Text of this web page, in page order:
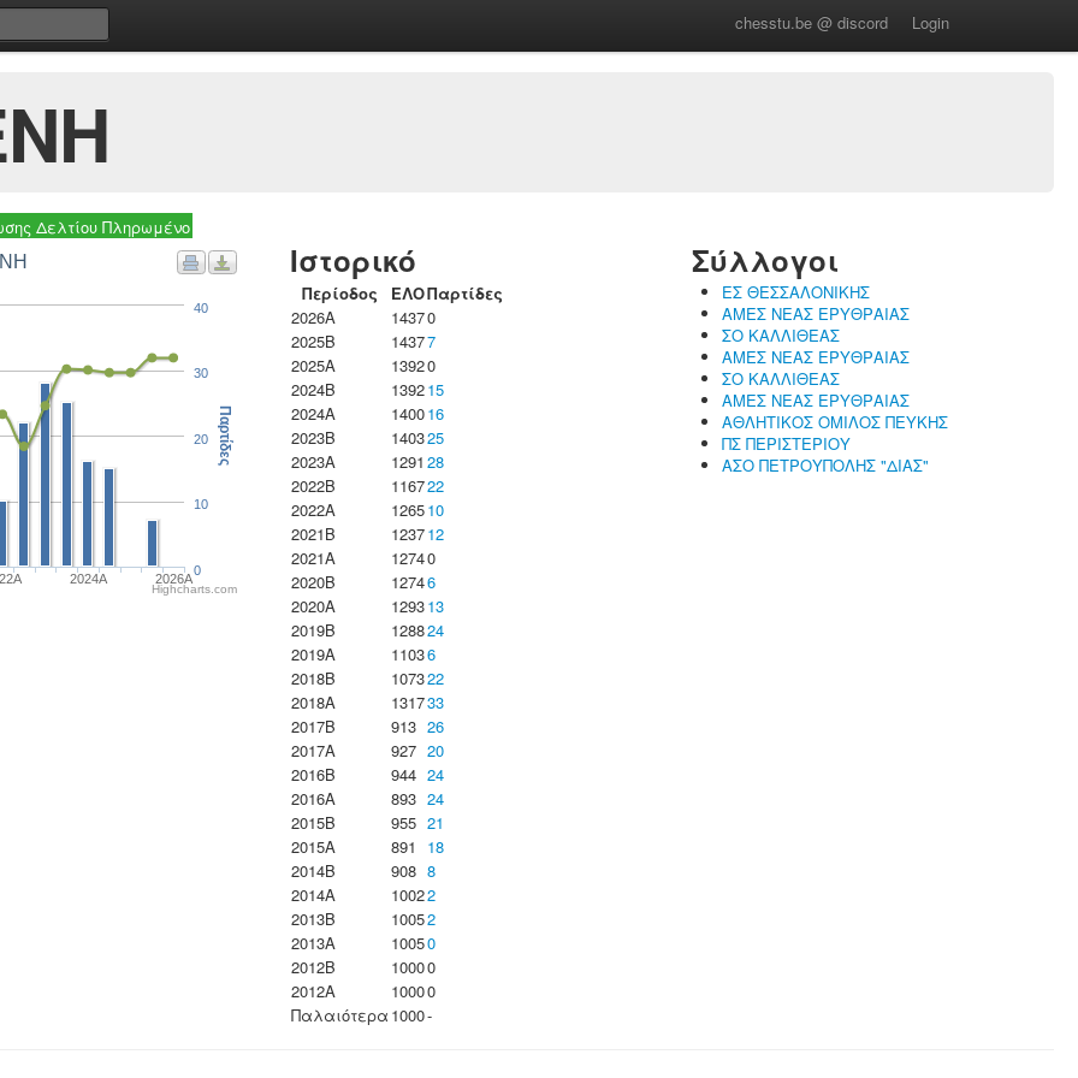
chesstu.be @ discord Login
Δελτίου Πληρωμένο
2024A 2026A
0
10
20
30
40
Παρτίδες
Highcharts.com
Ιστορικό
Περίοδος ΕΛΟΠαρτίδες
2026A
14370
2025B
14377
2025A
13920
2024B
139215
2024A
140016
2023B
140325
2023Α
1291 28
2022B
116722
2022A
126510
2021B
123712
2021A
12740
2020B
12746
2020A
129313
2019B
128824
2019A
11036
2018B
107322
2018A
131733
2017B
913 26
2017A
927 20
2016B
944 24
2016A
893 24
2015B
955 21
2015A
891
18
2014B
908 8
2014A
10022
2013B
10052
2013A
10050
2012B
10000
2012A
10000
Παλαιότερα 1000-
Σύλλογοι
ΕΣ ΘΕΣΣΑΛΟΝΙΚΗΣ
ΑΜΕΣ ΝΕΑΣ ΕΡΥΘΡΑΙΑΣ
ΣΟ ΚΑΛΛΙΘΕΑΣ
ΑΜΕΣ ΝΕΑΣ ΕΡΥΘΡΑΙΑΣ
ΣΟ ΚΑΛΛΙΘΕΑΣ
ΑΜΕΣ ΝΕΑΣ ΕΡΥΘΡΑΙΑΣ
ΑΘΛΗΤΙΚΟΣ ΟΜΙΛΟΣ ΠΕΥΚΗΣ
ΠΣ ΠΕΡΙΣΤΕΡΙΟΥ
ΑΣΟ ΠΕΤΡΟΥΠΟΛΗΣ "ΔΙΑΣ"